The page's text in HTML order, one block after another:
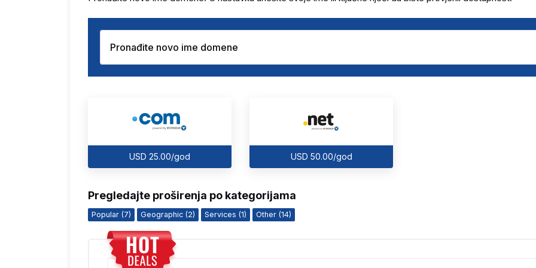
USD 25.00/god USD 50.00/god
Pregledajte proširenja po kategorijama
Popular (7) Geographic (2) Services (1) Other (14)